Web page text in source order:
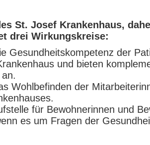
St. Josef Krankenhaus,
drei Wirkungskreise:
Gesundheitskompetenz der
und bieten
Wohlbefinden der
für Bewohnerinnen und
es um Fragen der